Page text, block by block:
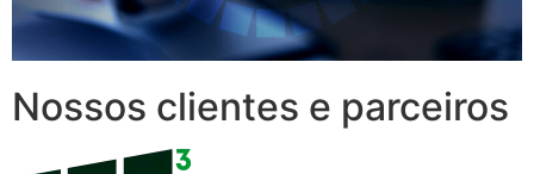
Nossos clientes e parceiros